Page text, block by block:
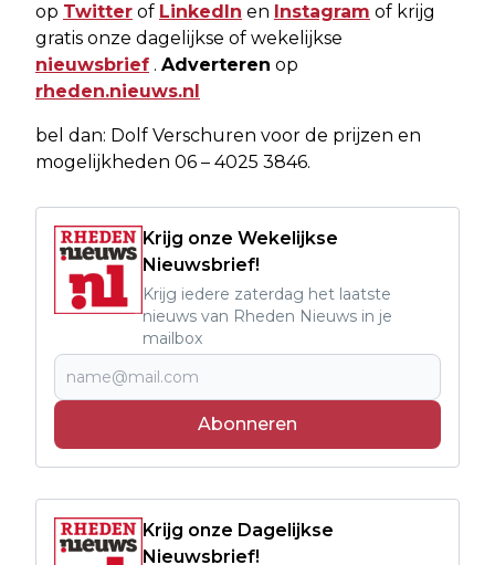
op Twitter of LinkedIn en Instagram of krijg
gratis onze dagelijkse of wekelijkse
nieuwsbrief . Adverteren op
rheden.nieuws.nl
bel dan: Dolf Verschuren voor de prijzen en
mogelijkheden 06 – 4025 3846.
Krijg onze Wekelijkse
Nieuwsbrief!
Krijg iedere zaterdag het laatste
nieuws van Rheden Nieuws in je
mailbox
Abonneren
Krijg onze Dagelijkse
Nieuwsbrief!